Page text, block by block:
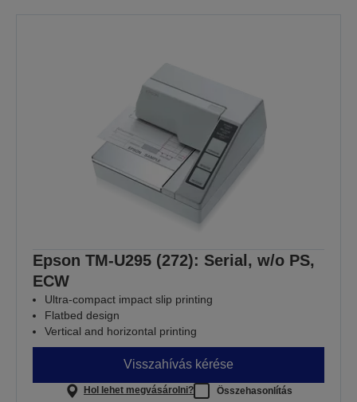
Epson TM-U295 (272): Serial, w/o PS,
ECW
Ultra-compact impact slip printing
Flatbed design
Vertical and horizontal printing
Visszahívás kérése
Hol lehet megvásárolni? Összehasonlítás